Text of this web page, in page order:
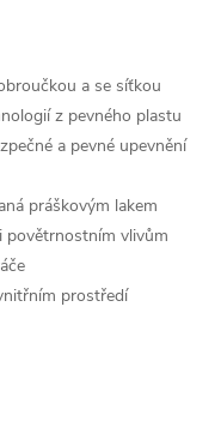
a se síťkou
z pevného plastu
a pevné upevnění
práškovým lakem
povětrnostním vlivům
prostředí